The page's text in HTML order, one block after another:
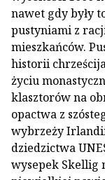
nawet gdy były
pustyniami z
mieszkańców.
historii
życiu
klasztorów na
opactwa z
wybrzeży
dziedzictwa
wysepek Skellig